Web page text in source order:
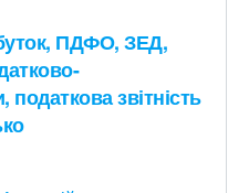
ПДФО, ЗЕД,
податкова звітність